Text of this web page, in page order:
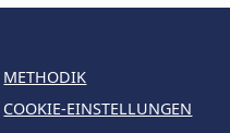
METHODIK
COOKIE-EINSTELLUNGEN